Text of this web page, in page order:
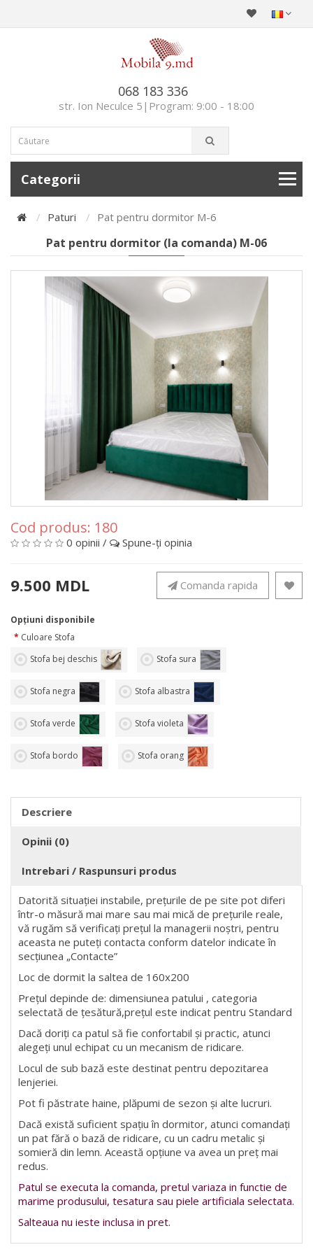
068 183 336
str. Ion Neculce 5|Program: 9:00 - 18:00
Categorii
Paturi Pat pentru dormitor М-6
Pat pentru dormitor (la comanda) М-06
Cod produs: 180
0 opinii / Spune-ţi opinia
9.500 MDL Comanda rapida
Opţiuni disponibile
Culoare Stofa
Stofa bej deschis
Stofa sura
Stofa negra Stofa albastra
Stofa verde Stofa violeta
Stofa bordo Stofa orang
Descriere
Opinii (0)
Intrebari / Raspunsuri produs
Datorită situației instabile, prețurile de pe site pot diferi
într-o măsură mai mare sau mai mică de prețurile reale,
vă rugăm să verificați prețul la managerii noștri, pentru
aceasta ne puteți contacta conform datelor indicate în
secțiunea „Contacte”
Loc de dormit la saltea de 160x200
Prețul depinde de: dimensiunea patului , categoria
selectată de țesătură,prețul este indicat pentru Standard
Dacă doriți ca patul să fie confortabil și practic, atunci
alegeți unul echipat cu un mecanism de ridicare.
Locul de sub bază este destinat pentru depozitarea
lenjeriei.
Pot fi păstrate haine, plăpumi de sezon și alte lucruri.
Dacă există suficient spațiu în dormitor, atunci comandați
un pat fără o bază de ridicare, cu un cadru metalic și
somieră din lemn. Această opțiune va avea un preț mai
redus.
Patul se executa la comanda, pretul variaza in functie de
marime produsului, tesatura sau piele artificiala selectata.
Salteaua nu ieste inclusa in pret.